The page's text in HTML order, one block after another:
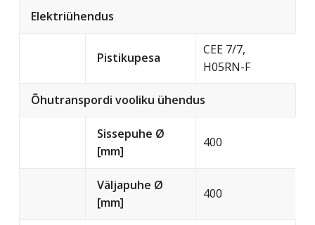
Elektriühendus
Pistikupesa
CEE 7/7,
H05RN-F
Õhutranspordi vooliku ühendus
Sissepuhe Ø
[mm]
400
Väljapuhe Ø
[mm]
400